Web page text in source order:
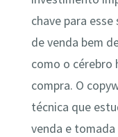
chave para
de venda bem
como o cérebro
compra. O
técnica que
venda e